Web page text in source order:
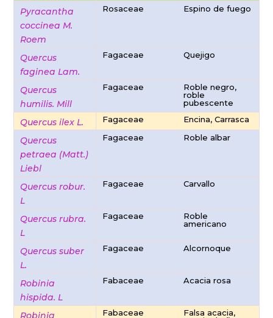
Pyracantha
coccinea M.
Roem
Rosaceae Espino de fuego
Quercus
faginea Lam.
Fagaceae Quejigo
Quercus
humilis. Mill
Fagaceae
Roble negro,
roble
pubescente
Quercus ilex L. Fagaceae Encina, Carrasca
Quercus
petraea (Matt.)
Liebl
Fagaceae Roble albar
Quercus robur.
L
Fagaceae Carvallo
Quercus rubra.
L
Fagaceae
Roble
americano
Quercus suber
L.
Fagaceae Alcornoque
Robinia
hispida. L
Fabaceae Acacia rosa
Robinia
Fabaceae
Falsa acacia,